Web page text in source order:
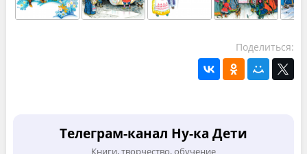
Поделиться:
Телеграм-канал Ну-ка Дети
Книги, творчество, обучение